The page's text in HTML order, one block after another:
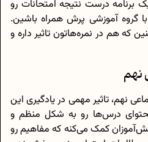
برنامه درست نتیجه‌ امتحانات رو
با گروه آموزشی پرش همراه باشین.
که هم در نمره‌هاتون تاثیر داره و
نهم
نهم، تاثیر مهمی در یادگیری این
درس‌ها رو به شکل منظم و
کمک می‌کنه که مفاهیم رو